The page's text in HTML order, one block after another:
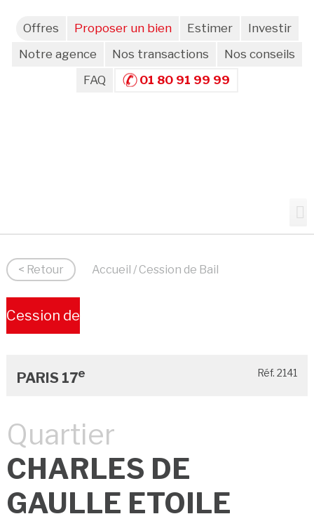
Offres Proposer un bien Estimer
Investir
Notre agence
Nos transactions
Nos conseils
FAQ
01 80 91 99 99
< Retour Accueil / Cession de Bail
Cession de
PARIS 17e Réf. 2141
Quartier
CHARLES DE
GAULLE ETOILE